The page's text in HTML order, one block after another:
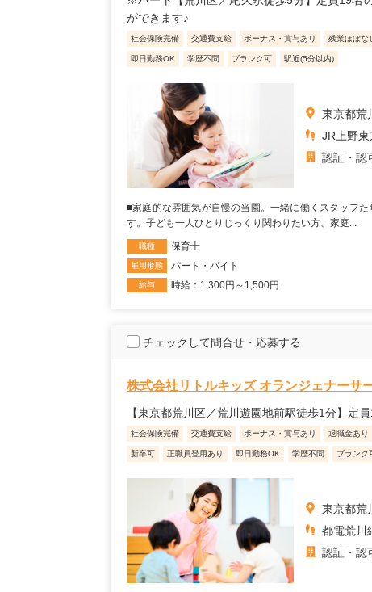
ができます♪
社会保険完備 交通費支給 ボーナス・賞与あり 残業ほぼなし
即日勤務OK 学歴不問 ブランク可 駅近(5分以内)
東京都荒
JR上野
認証・認
■家庭的な雰囲気が自慢の当園。一緒に働くスタッフ
す。子ども一人ひとりじっくり関わりたい方、家庭...
職種 保育士
雇用形態 パート・バイト
給与 時給：1,300円～1,500円
チェックして問合せ・応募する
株式会社リトルキッズ オランジェナーサ
【東京都荒川区／荒川遊園地前駅徒歩1分】
社会保険完備 交通費支給 ボーナス・賞与あり 退職金あり
新卒可 正職員登用あり 即日勤務OK 学歴不問 ブランク
東京都
都電荒川
認証・認